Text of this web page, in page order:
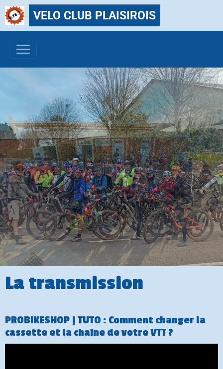
VELO CLUB PLAISIROIS
La transmission
PROBIKESHOP | TUTO : Comment changer la
cassette et la chaîne de votre VTT ?